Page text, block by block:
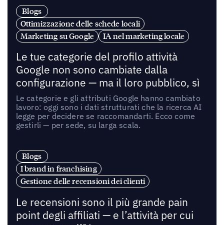
Blogs
Ottimizzazione delle schede locali
Marketing su Google
IA nel marketing locale
Le tue categorie del profilo attività
Google non sono cambiate dalla
configurazione — ma il loro pubblico, sì
Le categorie e gli attributi Google hanno cambiato
lavoro: oggi sono i dati strutturati che la ricerca AI
legge per decidere se raccomandarti. Ecco come
gestirli — per sede, su larga scala.
Blogs
I brand in franchising
Gestione delle recensioni dei clienti
Le recensioni sono il più grande pain
point degli affiliati — e l’attività per cui